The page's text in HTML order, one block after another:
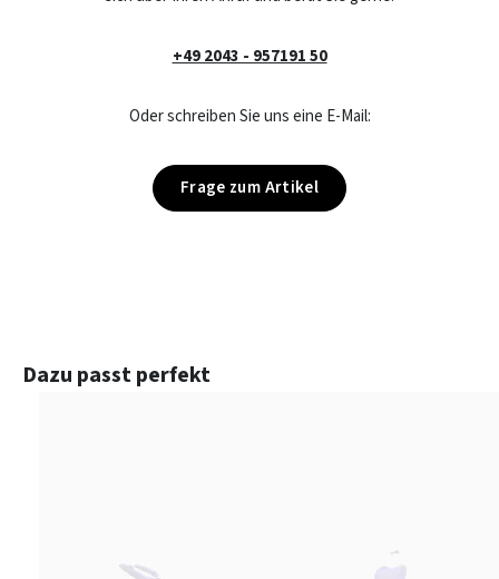
+49 2043 - 957191 50
Oder schreiben Sie uns eine E-Mail:
Frage zum Artikel
Produktgalerie überspringen
Dazu passt perfekt